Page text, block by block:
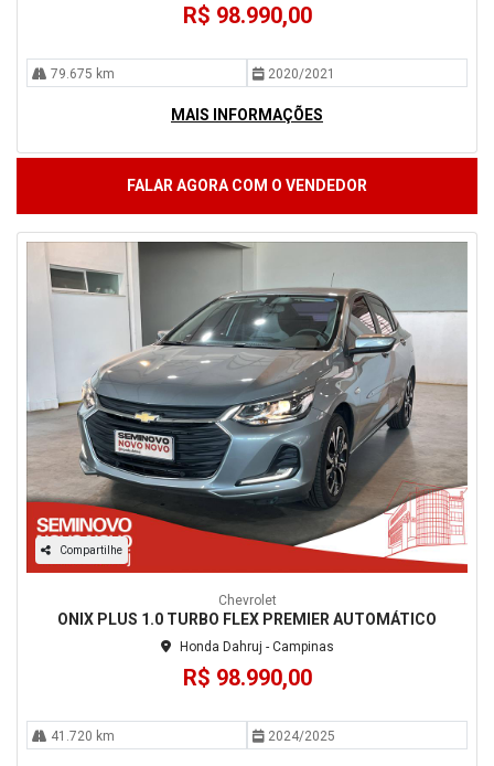
R$ 98.990,00
79.675 km 2020/2021
MAIS INFORMAÇÕES
FALAR AGORA COM O VENDEDOR
Compartilhe
Chevrolet
ONIX PLUS 1.0 TURBO FLEX PREMIER AUTOMÁTICO
Honda Dahruj - Campinas
R$ 98.990,00
41.720 km 2024/2025